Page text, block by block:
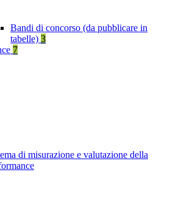
Bandi di concorso (da pubblicare in
tabelle) 3
7
di misurazione e valutazione della